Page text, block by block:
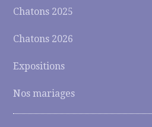
Chatons 2025
Chatons 2026
Expositions
Nos mariages